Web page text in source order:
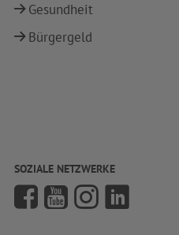
Gesundheit
Bürgergeld
SOZIALE NETZWERKE